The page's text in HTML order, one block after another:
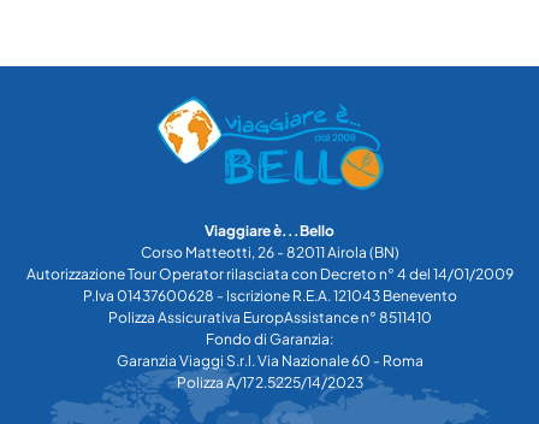
Viaggiare è...Bello
Corso Matteotti, 26 - 82011 Airola (BN)
Autorizzazione Tour Operator rilasciata con Decreto n° 4 del 14/01/2009
P.Iva 01437600628 - Iscrizione R.E.A. 121043 Benevento
Polizza Assicurativa EuropAssistance n° 8511410
Fondo di Garanzia:
Garanzia Viaggi S.r.l. Via Nazionale 60 - Roma
Polizza A/172.5225/14/2023